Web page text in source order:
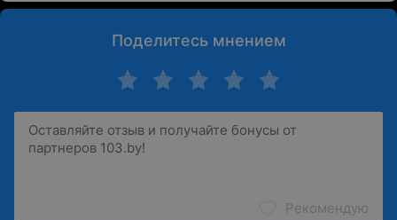
Поделитесь мнением
Рекомендую